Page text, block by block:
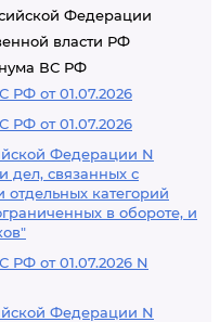
Федерации
власти РФ
ВС РФ
РФ от 01.07.2026
РФ от 01.07.2026
Федерации N
дел, связанных с
категорий
в обороте, и
РФ от 01.07.2026 N
Федерации N